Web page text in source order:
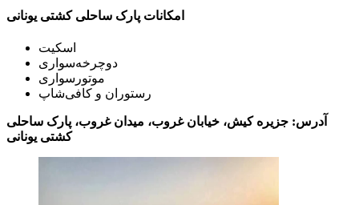
امکانات پارک ساحلی کشتی یونانی
اسکیت
دوچرخه‌سواری
موتورسواری
رستوران و کافی‌شاپ
آدرس: جزیره کیش، خیابان غروب، میدان غروب، پارک ساحلی
کشتی یونانی